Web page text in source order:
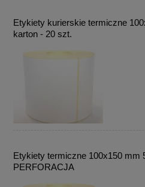
Etykiety kurierskie termiczne
karton - 20 szt.
Etykiety termiczne 100x150 mm
PERFORACJA